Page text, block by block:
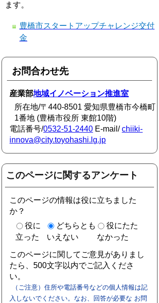
ます。
豊橋市スタートアップチャレンジ交付
金
お問合わせ先
産業部地域イノベーション推進室
所在地/〒440-8501 愛知県豊橋市今橋町
1番地 (豊橋市役所 東館10階)
電話番号/0532-51-2440 E-mail/chiiki-
innova@city.toyohashi.lg.jp
このページに関するアンケート
このページの情報は役に立ちました
か？
役に
立った
どちらとも
いえない
役にたた
なかった
このページに関してご意見がありまし
たら、500文字以内でご記入くださ
い。
（ご注意）住所や電話番号などの個人情報は記
入しないでください。なお、回答が必要な お問